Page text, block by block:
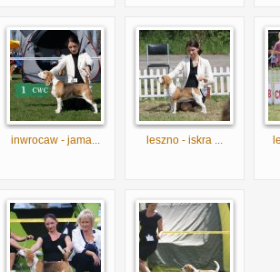
inwrocaw - jama... leszno - iskra ...